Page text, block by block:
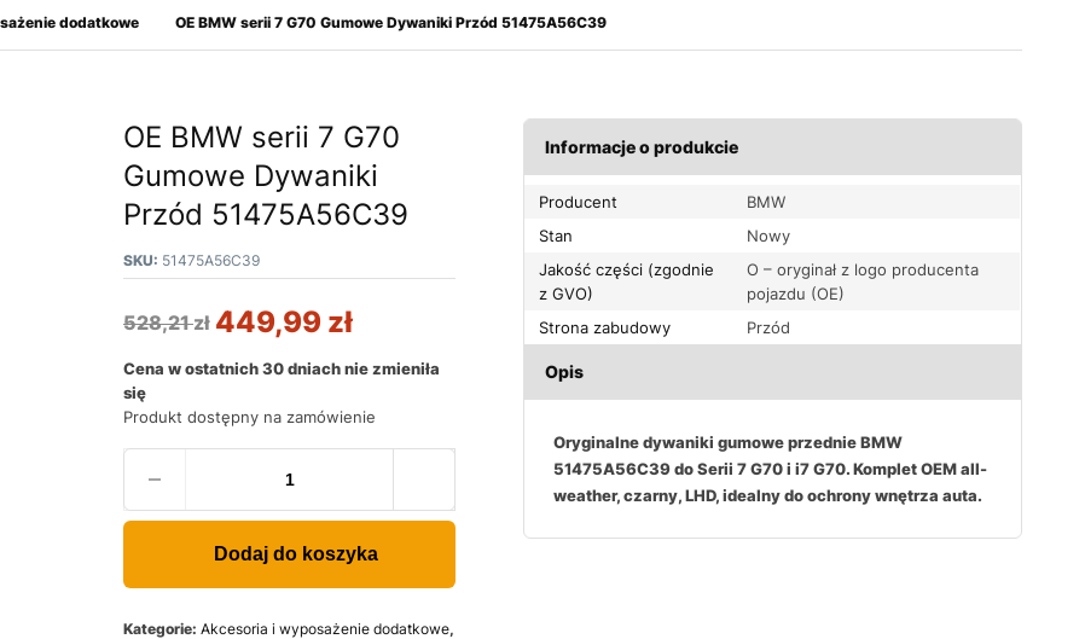
dodatkowe OE BMW serii 7 G70 Gumowe Dywaniki Przód 51475A56C39
OE BMW serii 7 G70
Gumowe Dywaniki
Przód 51475A56C39
SKU: 51475A56C39
528,21zł 449,99 zł
Cena w ostatnich 30 dniach nie zmieniła
się
Produkt dostępny na zamówienie
Dodaj do koszyka
Kategorie: Akcesoria i wyposażenie dodatkowe,
Informacje o produkcie
Producent
BMW
Stan
Nowy
Jakość części (zgodnie
z GVO)
O – oryginał z logo producenta
pojazdu (OE)
Strona zabudowy
Przód
Opis
Oryginalne dywaniki gumowe przednie BMW
51475A56C39 do Serii 7 G70 i i7 G70. Komplet OEM all-
weather, czarny, LHD, idealny do ochrony wnętrza auta.